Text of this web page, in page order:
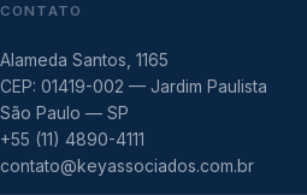
CONTATO
Alameda Santos, 1165
CEP: 01419-002 — Jardim Paulista
São Paulo — SP
+55 (11) 4890-4111
contato@keyassociados.com.br